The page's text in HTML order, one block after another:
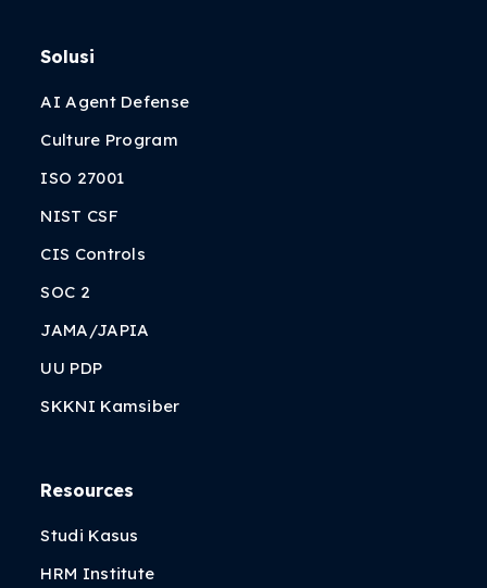
Solusi
AI Agent Defense
Culture Program
ISO 27001
NIST CSF
CIS Controls
SOC 2
JAMA/JAPIA
UU PDP
SKKNI Kamsiber
Resources
Studi Kasus
HRM Institute